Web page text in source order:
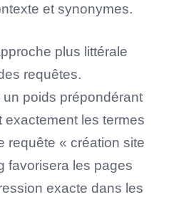
et synonymes.
plus littérale
requêtes.
un poids prépondérant
les termes
requête « création site
favorisera les pages
exacte dans les